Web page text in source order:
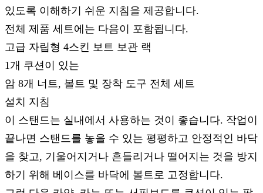
있도록 이해하기 쉬운 지침을 제공합니다.
전체 제품 세트에는 다음이 포함됩니다.
고급 자립형 4스킨 보트 보관 랙
1개 쿠션이 있는
암 8개 너트, 볼트 및 장착 도구 전체 세트
설치 지침
이 스탠드는 실내에서 사용하는 것이 좋습니다. 작업이
끝나면 스탠드를 놓을 수 있는 평평하고 안정적인 바닥
을 찾고, 기울어지거나 흔들리거나 떨어지는 것을 방지
하기 위해 베이스를 바닥에 볼트로 고정합니다.